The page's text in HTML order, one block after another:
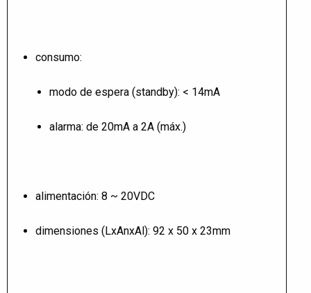
consumo:
modo de espera (standby): < 14mA
alarma: de 20mA a 2A (máx.)
alimentación: 8 ~ 20VDC
dimensiones (LxAnxAl): 92 x 50 x 23mm